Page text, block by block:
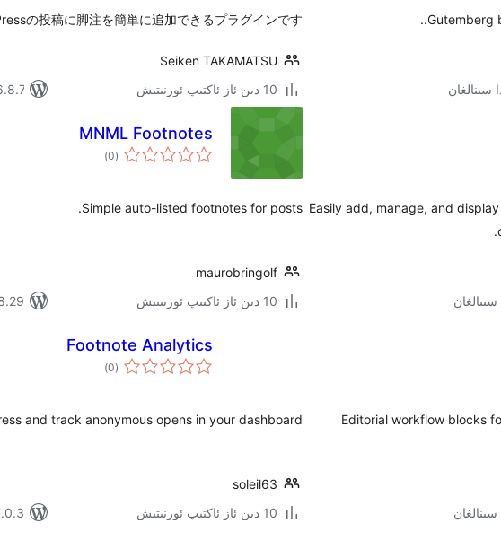
Gutemberg
の投稿に脚注を簡単に追加できるプラグインです。
Seiken TAKAMATSU
10 دىن ئاز ئاكتىپ ئورنىتىش
6.8.7 دا
Easily add, manage, and
MNML Footnotes
(0 ئومۇمىي
دەرىجە
)
Simple auto-listed footnotes for posts.
maurobringolf
10 دىن ئاز ئاكتىپ ئورنىتىش
4.8.29 دا
Editorial workflow blocks
Footnote Analytics
(0 ئومۇمىي
دەرىجە
)
and track anonymous opens in your dashboard.
soleil63
10 دىن ئاز ئاكتىپ ئورنىتىش
7.0.3 دا